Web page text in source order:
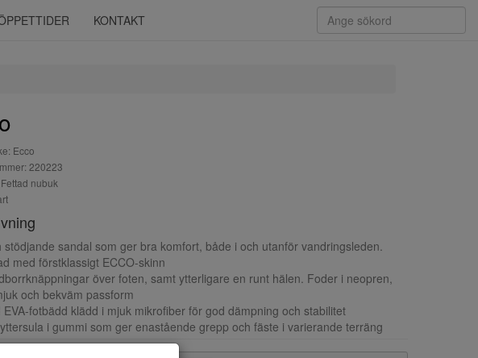
KONTAKT
Ecco
220223
nubuk
stödjande sandal som ger bra komfort, både i och utanför vandringsleden.
med förstklassigt ECCO-skinn
över foten, samt ytterligare en runt hälen. Foder i neopren,
och bekväm passform
EVA-fotbädd klädd i mjuk mikrofiber för god dämpning och stabilitet
i gummi som ger enastående grepp och fäste i varierande terräng